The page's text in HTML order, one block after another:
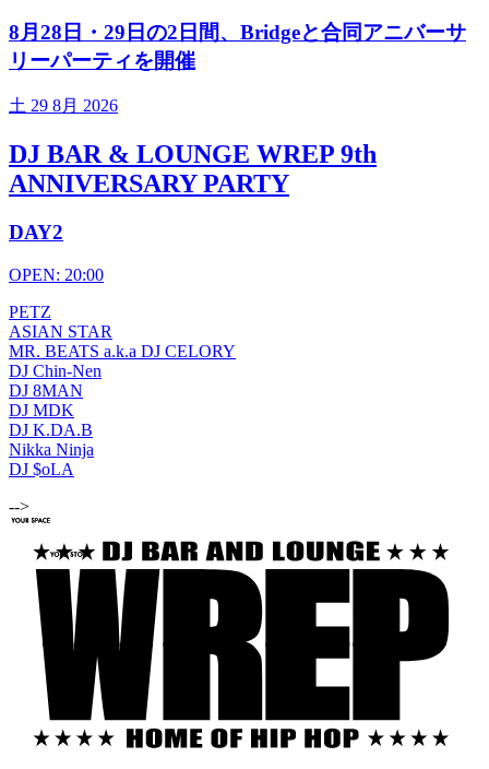
8月28日・29日の2日間、Bridgeと合同アニバーサ
リーパーティを開催
土 29 8月 2026
DJ BAR & LOUNGE WREP 9th
ANNIVERSARY PARTY
DAY2
OPEN: 20:00
PETZ
ASIAN STAR
MR. BEATS a.k.a DJ CELORY
DJ Chin-Nen
DJ 8MAN
DJ MDK
DJ K.DA.B
Nikka Ninja
DJ $oLA
-->